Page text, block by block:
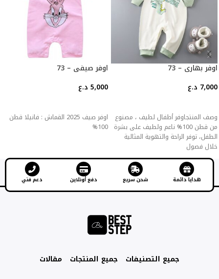
اوفر بهاري – 73
7,000 د.ع
وصف المنتجاوفر أطفال لطيف ، مصنوع
من قطن 100% ناعم ولطيف على بشرة
الطفل، توفر الراحة والتهوية المثالية
خلال فصول
اوفر صيفي – 73
5,000 د.ع
اوفر صيف 2025 القماش : فانيلا قطن
100%
هدايا دائمة شحن سريع دفع أونلاين دعم فني
جميع التصنيفات جميع المنتجات مقالات